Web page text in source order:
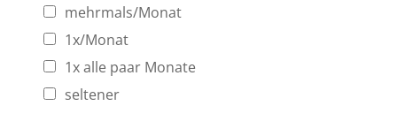
mehrmals/Monat
1x/Monat
1x alle paar Monate
seltener